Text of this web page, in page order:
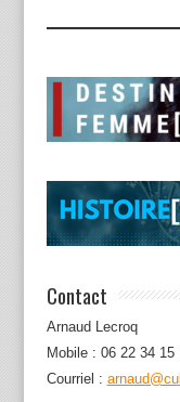
Contact
Arnaud Lecroq
Mobile : 06 22 34 15
Courriel :